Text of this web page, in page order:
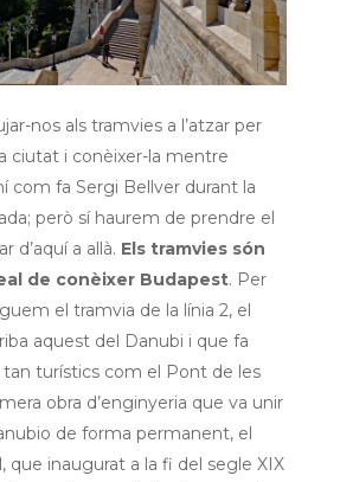
nos als tramvies a l’atzar per
ciutat i conèixer-la mentre
com fa Sergi Bellver durant la
però sí haurem de prendre el
d’aquí a allà. Els tramvies són
de conèixer Budapest. Per
el tramvia de la línia 2, el
aquest del Danubi i que fa
tan turístics com el Pont de les
obra d’enginyeria que va unir
de forma permanent, el
que inaugurat a la fi del segle XIX